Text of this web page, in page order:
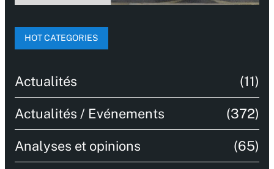
HOT CATEGORIES
Actualités (11)
Actualités / Evénements (372)
Analyses et opinions (65)